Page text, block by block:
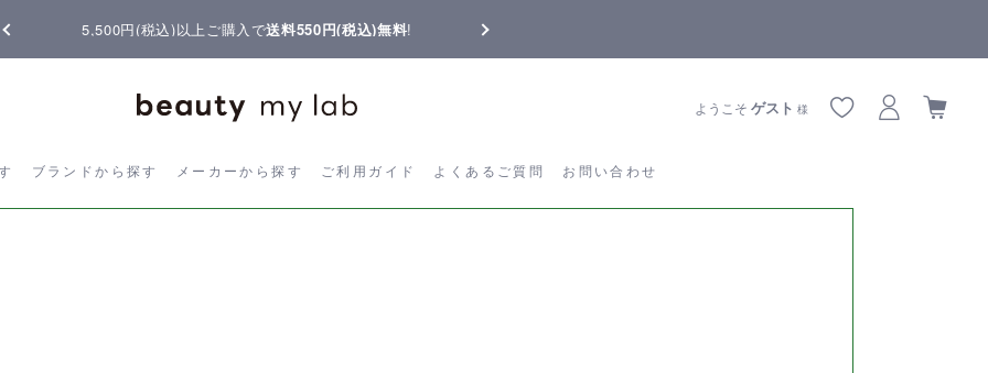
5,500円(税込)以上ご購入で送料550円(税込)無料!
ブランドから探す メーカーから探す ご利用ガイド よくあるご質問 お問い合わせ
ようこそゲスト 様
す ブランドから探す メーカーから探す ご利用ガイド よくあるご質問